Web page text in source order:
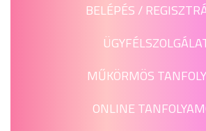
BELÉPÉS /
MŰKÖRMÖS
ONLINE